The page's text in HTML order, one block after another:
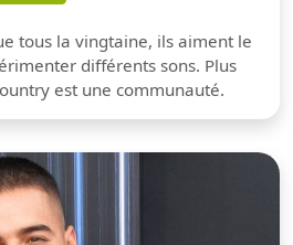
tous la vingtaine, ils aiment le
différents sons. Plus
est une communauté.